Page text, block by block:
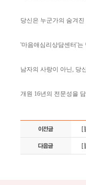
당신은 누군가의 숨겨
'마음애심리상담센터'는
남자의 사랑이 아닌, 당
개원 16년의 전문성을
[
[